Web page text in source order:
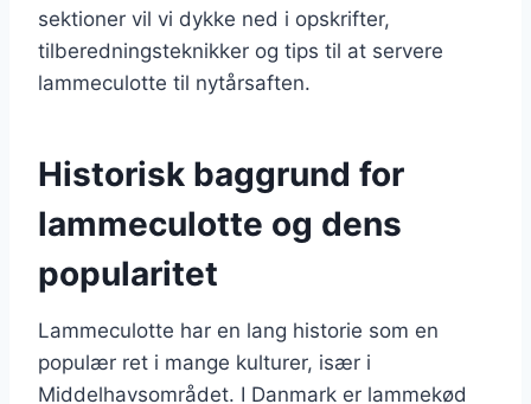
sektioner vil vi dykke ned i opskrifter,
tilberedningsteknikker og tips til at servere
lammeculotte til nytårsaften.
Historisk baggrund for
lammeculotte og dens
popularitet
Lammeculotte har en lang historie som en
populær ret i mange kulturer, især i
Middelhavsområdet. I Danmark er lammekød